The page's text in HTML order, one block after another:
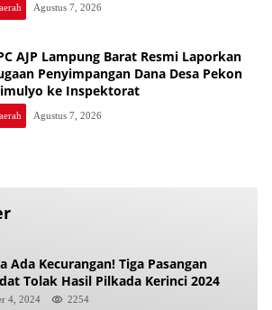
Agustus 7, 2026
AJP Lampung Barat Resmi Laporkan
Penyimpangan Dana Desa Pekon
ke Inspektorat
Agustus 7, 2026
Ada Kecurangan! Tiga Pasangan
Tolak Hasil Pilkada Kerinci 2024
4, 2024 2254